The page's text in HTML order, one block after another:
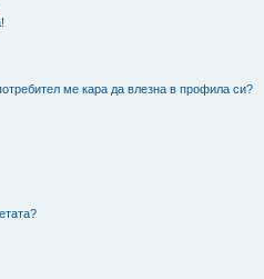
ме кара да влезна в профила си?